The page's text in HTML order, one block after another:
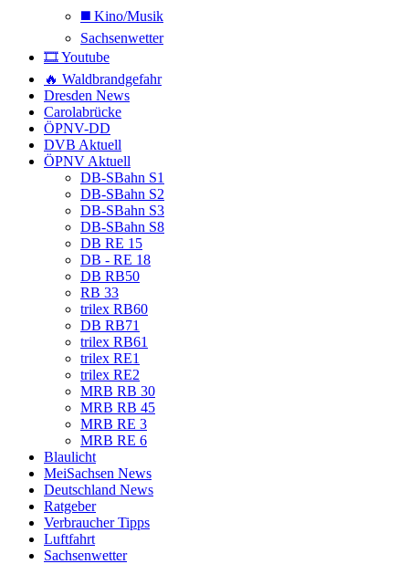
◼️ Kino/Musik
Sachsenwetter
🎞️ Youtube
🔥 Waldbrandgefahr
Dresden News
Carolabrücke
ÖPNV-DD
DVB Aktuell
ÖPNV Aktuell
DB-SBahn S1
DB-SBahn S2
DB-SBahn S3
DB-SBahn S8
DB RE 15
DB - RE 18
DB RB50
RB 33
trilex RB60
DB RB71
trilex RB61
trilex RE1
trilex RE2
MRB RB 30
MRB RB 45
MRB RE 3
MRB RE 6
Blaulicht
MeiSachsen News
Deutschland News
Ratgeber
Verbraucher Tipps
Luftfahrt
Sachsenwetter